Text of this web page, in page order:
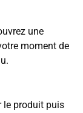
une
moment de
le produit puis